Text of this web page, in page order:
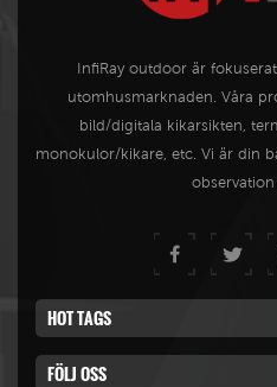
InfiRay outdoor är
utomhusmarknaden. Våra
bild/digitala kikarsikten,
monokulor/kikare, etc. Vi är din
HOT TAGS
FÖLJ OSS